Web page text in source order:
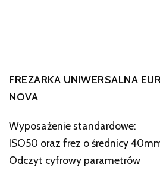
FREZARKA UNIWERSALNA
NOVA
Wyposażenie standardowe:
ISO50 oraz frez o średnicy
Odczyt cyfrowy parametrów